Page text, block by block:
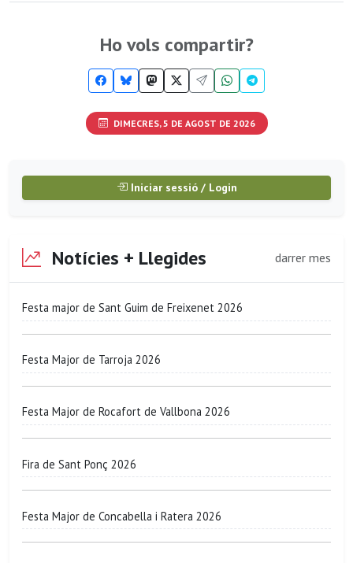
Ho vols compartir?
DIMECRES, 5 DE AGOST DE 2026
Iniciar sessió / Login
Notícies + Llegides darrer mes
Festa major de Sant Guim de Freixenet 2026
Festa Major de Tarroja 2026
Festa Major de Rocafort de Vallbona 2026
Fira de Sant Ponç 2026
Festa Major de Concabella i Ratera 2026